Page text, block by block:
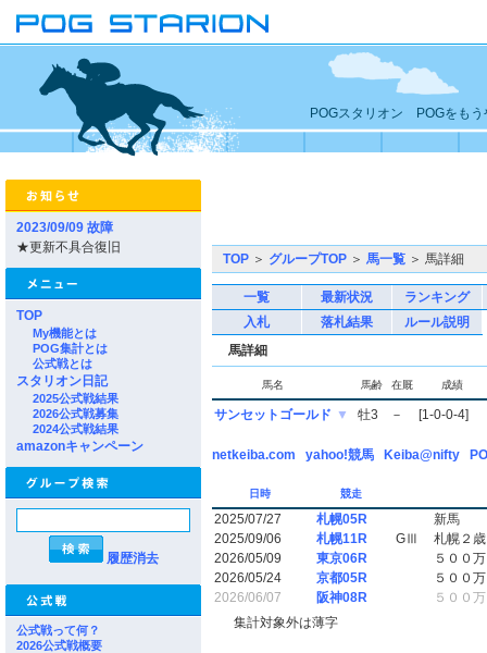
POGスタリオン POGをもう
2023/09/09 故障
★更新不具合復旧
TOP
My機能とは
POG集計とは
公式戦とは
スタリオン日記
2025公式戦結果
2026公式戦募集
2024公式戦結果
amazonキャンペーン
履歴消去
公式戦って何？
2026公式戦概要
TOP ＞ グループTOP ＞ 馬一覧 ＞ 馬詳細
一覧 最新状況
ランキング
入札
落札結果
ルール説明
馬詳細
馬名 馬齢 在厩 成績
サンセットゴールド ▼ 牡3 － [1-0-0-4]
netkeiba.com yahoo!競馬 Keiba@nifty
日時 競走
2025/07/27 札幌05R
新馬
2025/09/06
札幌11R GⅢ
札幌２
2026/05/09
東京06R
５００
2026/05/24
京都05R
５００
2026/06/07
阪神08R
５００
集計対象外は薄字